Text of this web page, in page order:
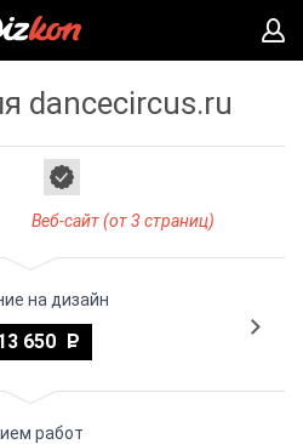
dancecircus.ru
Веб-сайт (от 3 страниц)
на дизайн
650
работ